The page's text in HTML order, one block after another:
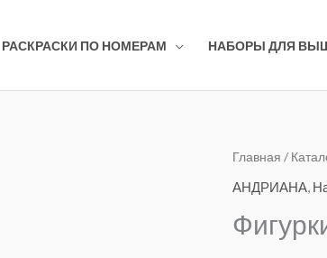
РАСКРАСКИ ПО НОМЕРАМ НАБОРЫ ДЛЯ
Главная /
АНДРИАНА,
Количество
товара
Слоник